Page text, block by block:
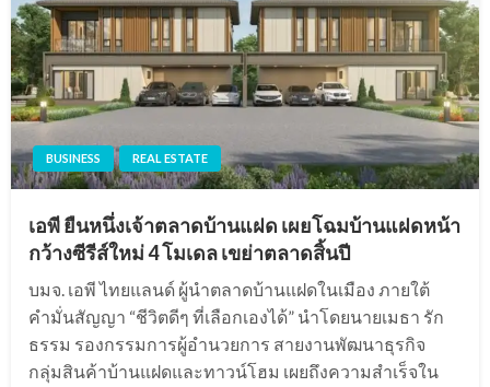
BUSINESS REAL ESTATE
เอพี ยืนหนึ่งเจ้าตลาดบ้านแฝด เผยโฉมบ้านแฝดหน้า
กว้างซีรีส์ใหม่ 4 โมเดล เขย่าตลาดสิ้นปี
บมจ. เอพี ไทยแลนด์ ผู้นำตลาดบ้านแฝดในเมือง ภายใต้
คำมั่นสัญญา “ชีวิตดีๆ ที่เลือกเองได้” นำโดยนายเมธา รัก
ธรรม รองกรรมการผู้อำนวยการ สายงานพัฒนาธุรกิจ
กลุ่มสินค้าบ้านแฝดและทาวน์โฮม เผยถึงความสำเร็จใน